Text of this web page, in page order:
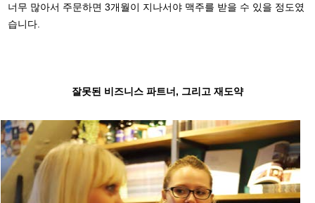
너무 많아서 주문하면 3개월이 지나서야 맥주를 받을 수 있을 정도였
습니다.
잘못된 비즈니스 파트너, 그리고 재도약